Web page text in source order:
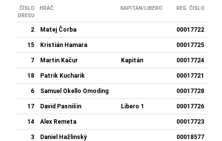
ČÍSLO
DRESU
HRÁČ KAPITÁN/LIBERO REG. ČÍSLO
2 Matej Čorba 00017722
15 Kristián Hamara 00017725
7 Martin Kačur Kapitán 00017724
18 Patrik Kucharik 00017721
6 Samuel Okello Omoding 00017728
17 David Pasnišin Libero 1 00017726
14 Alex Remeta 00017723
3 Daniel Hažlinský 00018577